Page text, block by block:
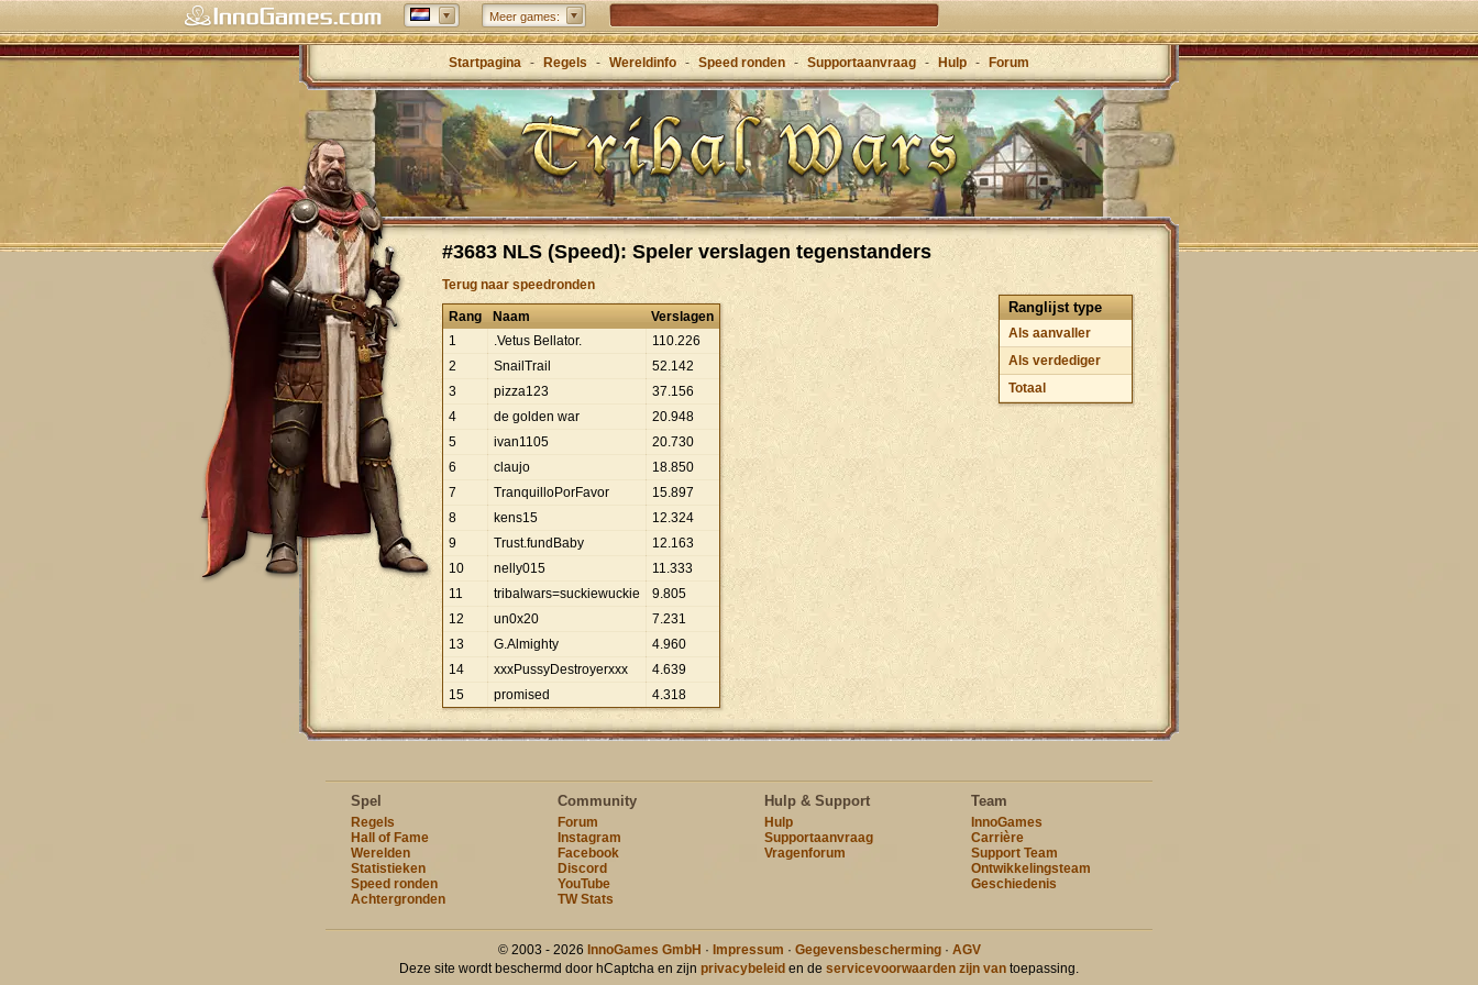
Meer games: Tribal Wars 2 - opvolger van de klassieker
Forge of Empires – Strategisch door de eeuwen
heen
Grepolis – Sticht je rijk in het oude Griekenland
Startpagina - Regels - Wereldinfo - Speed ronden - Supportaanvraag - Hulp - Forum
#3683 NLS (Speed): Speler verslagen tegenstanders
Terug naar speedronden
Ranglijst type
Als aanvaller
Als verdediger
Totaal
Rang Naam
Verslagen
1
.Vetus Bellator. 110.226
2
SnailTrail 52.142
3
pizza123 37.156
4
de golden war 20.948
5
ivan1105 20.730
6
claujo 18.850
7
TranquilloPorFavor 15.897
8
kens15 12.324
9
Trust.fundBaby 12.163
10
nelly015 11.333
11
tribalwars=suckiewuckie 9.805
12
un0x20 7.231
13
G.Almighty 4.960
14
xxxPussyDestroyerxxx 4.639
15
promised 4.318
Spel
Regels
Hall of Fame
Werelden
Statistieken
Speed ronden
Achtergronden
Community
Forum
Instagram
Facebook
Discord
YouTube
TW Stats
Hulp & Support
Hulp
Supportaanvraag
Vragenforum
Team
InnoGames
Carrière
Support Team
Ontwikkelingsteam
Geschiedenis
© 2003 - 2026 InnoGames GmbH · Impressum · Gegevensbescherming· AGV
Deze site wordt beschermd door hCaptcha en zijn privacybeleid en de servicevoorwaarden zijn van toepassing.